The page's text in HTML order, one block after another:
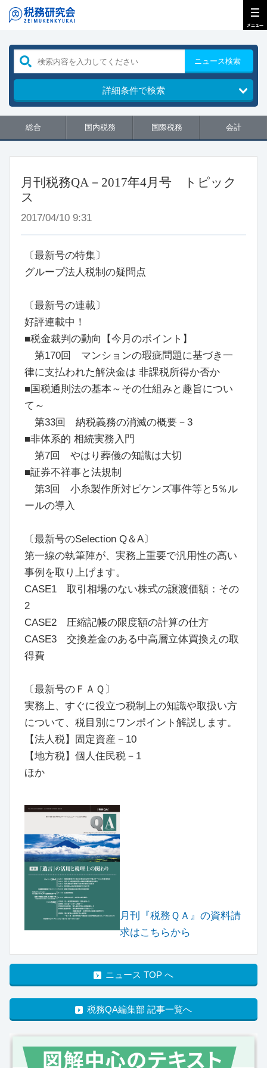
ニュース検索
詳細条件で検索
総合 国内税務 国際税務 会計
月刊税務QA－2017年4月号 トピック
ス
2017/04/10 9:31
〔最新号の特集〕
グループ法人税制の疑問点
〔最新号の連載〕
好評連載中！
■税金裁判の動向【今月のポイント】
第170回 マンションの瑕疵問題に基づき一
律に支払われた解決金は 非課税所得か否か
■国税通則法の基本～その仕組みと趣旨につい
て～
第33回 納税義務の消滅の概要－3
■非体系的 相続実務入門
第7回 やはり葬儀の知識は大切
■証券不祥事と法規制
第3回 小糸製作所対ピケンズ事件等と5％ル
ールの導入
〔最新号のSelection Q＆A〕
第一線の執筆陣が、実務上重要で汎用性の高い
事例を取り上げます。
CASE1 取引相場のない株式の譲渡価額：その
2
CASE2 圧縮記帳の限度額の計算の仕方
CASE3 交換差金のある中高層立体買換えの取
得費
〔最新号のＦＡＱ〕
実務上、すぐに役立つ税制上の知識や取扱い方
について、税目別にワンポイント解説します。
【法人税】固定資産－10
【地方税】個人住民税－1
ほか
月刊『税務ＱＡ』の資料請
求はこちらから
ニュース TOP へ
税務QA編集部 記事一覧へ